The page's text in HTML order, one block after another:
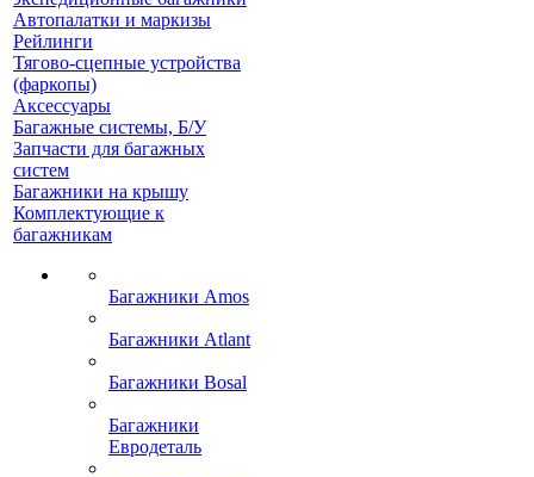
Автопалатки и маркизы
Рейлинги
Тягово-сцепные устройства
(фаркопы)
Аксессуары
Багажные системы, Б/У
Запчасти для багажных
систем
Багажники на крышу
Комплектующие к
багажникам
Багажники Amos
Багажники Atlant
Багажники Bosal
Багажники
Евродеталь